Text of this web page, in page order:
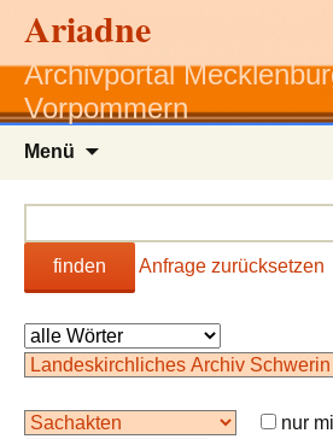
Ariadne
Archivportal
Vorpommern
Menü
finden Anfrage zurücksetzen
nur